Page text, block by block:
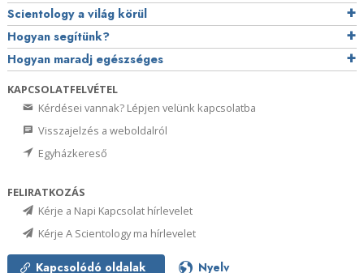
Scientology a világ körül
Hogyan segítünk?
Hogyan maradj egészséges
KAPCSOLATFELVÉTEL
Kérdései vannak? Lépjen velünk kapcsolatba
Visszajelzés a weboldalról
Egyházkereső
FELIRATKOZÁS
Kérje a Napi Kapcsolat hírlevelet
Kérje A Scientology ma hírlevelet
Kapcsolódó oldalak Nyelv